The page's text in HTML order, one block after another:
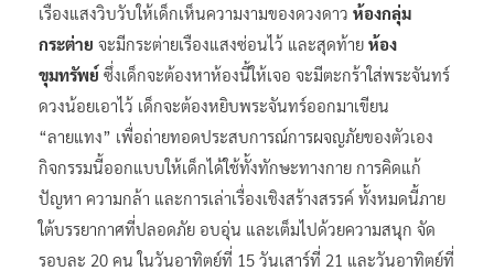
เรืองแสงวิบวับให้เด็กเห็นความงามของดวงดาว ห้องกลุ่ม
กระต่าย จะมีกระต่ายเรืองแสงซ่อนไว้ และสุดท้าย ห้อง
ขุมทรัพย์ ซึ่งเด็กจะต้องหาห้องนี้ให้เจอ จะมีตะกร้าใส่พระจันทร์
ดวงน้อยเอาไว้ เด็กจะต้องหยิบพระจันทร์ออกมาเขียน
“ลายแทง” เพื่อถ่ายทอดประสบการณ์การผจญภัยของตัวเอง
กิจกรรมนี้ออกแบบให้เด็กได้ใช้ทั้งทักษะทางกาย การคิดแก้
ปัญหา ความกล้า และการเล่าเรื่องเชิงสร้างสรรค์ ทั้งหมดนี้ภาย
ใต้บรรยากาศที่ปลอดภัย อบอุ่น และเต็มไปด้วยความสนุก จัด
รอบละ 20 คน ในวันอาทิตย์ที่ 15 วันเสาร์ที่ 21 และวันอาทิตย์ที่